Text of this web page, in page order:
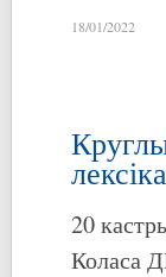
18/01/2022
20
Коласа